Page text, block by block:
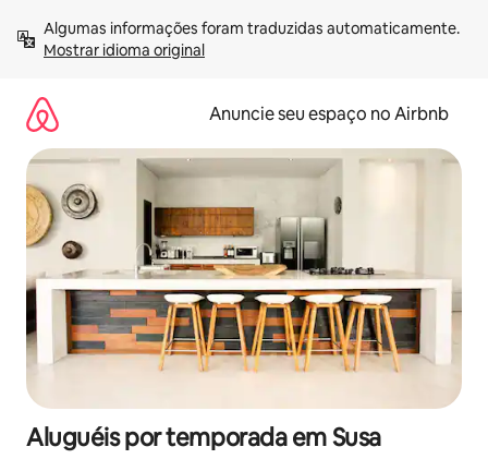
para
Mostrar idioma original
Anuncie seu espaço no Airbnb
Aluguéis por temporada em Susa